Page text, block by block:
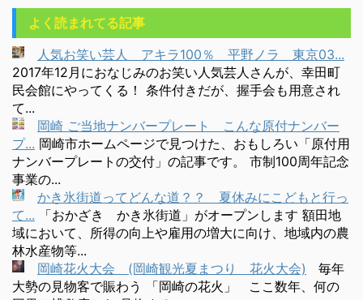
よく読まれてる記事
人気お笑い芸人 アキラ100％ 平野ノラ 東京03...
2017年12月におなじみのお笑い人気芸人さんが、幸田町
民会館にやってくる！ 条件付きだが、握手会も用意され
て...
岡崎 ご当地ナンバープレート こんな原付ナンバー
プ... 岡崎市ホームページで見つけた、おもしろい「原付用
ナンバープレートの交付」の記事です。 市制100周年記念
事業の...
かき氷街道ってどんな道？？ 夏休みにこどもと行っ
て...
「おかざき かき氷街道」がオープンします 額田地
域において、所得の向上や雇用の増大に向け、地域内の農
林水産物等...
岡崎花火大会 (岡崎観光夏まつり 花火大会)
毎年
大勢の見物客で賑わう 「岡崎の花火」 ここ数年、何の